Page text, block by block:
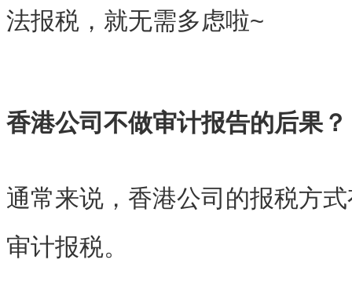
法报税，就无需多虑啦~
香港公司不做审计报告的后果？
通常来说，香港公司的报税方
审计报税。